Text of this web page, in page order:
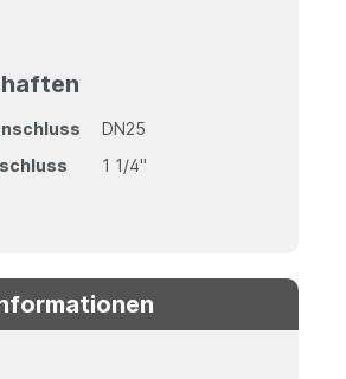
DN25
1 1/4"